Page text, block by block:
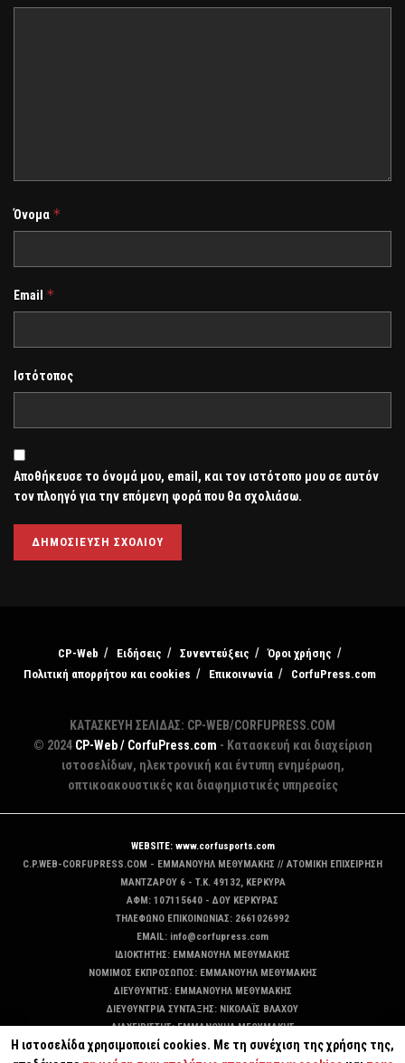
Όνομα *
Email *
Ιστότοπος
Αποθήκευσε το όνομά μου, email, και τον ιστότοπο μου σε αυτόν
τον πλοηγό για την επόμενη φορά που θα σχολιάσω.
CP-Web Ειδήσεις Συνεντεύξεις
Όροι χρήσης
Πολιτική απορρήτου και cookies
Επικοινωνία CorfuPress.com
ΚΑΤΑΣΚΕΥΗ ΣΕΛΙΔΑΣ: CP-WEB/CORFUPRESS.COM
© 2024 CP-Web / CorfuPress.com - Κατασκευή και διαχείριση
ιστοσελίδων, ηλεκτρονική και έντυπη ενημέρωση,
οπτικοακουστικές και διαφημιστικές υπηρεσίες
WEBSITE: www.corfusports.com
C.P.WEB-CORFUPRESS.COM - ΕΜΜΑΝΟΥΗΛ ΜΕΘΥΜΑΚΗΣ // ΑΤΟΜΙΚΗ ΕΠΙΧΕΙΡΗΣΗ
MANTZAΡΟΥ 6 - T.K. 49132, ΚΕΡΚΥΡΑ
ΑΦΜ: 107115640 - ΔΟΥ ΚΕΡΚΥΡΑΣ
ΤΗΛΕΦΩΝΟ ΕΠΙΚΟΙΝΩΝΙΑΣ: 2661026992
EMAIL: info@corfupress.com
ΙΔΙΟΚΤΗΤΗΣ: EMMANOYΗΛ ΜΕΘΥΜΑΚΗΣ
ΝΟΜΙΜΟΣ ΕΚΠΡΟΣΩΠΟΣ: EMMANOYΗΛ ΜΕΘΥΜΑΚΗΣ
ΔΙΕΥΘΥΝΤΗΣ: EMMANOYΗΛ ΜΕΘΥΜΑΚΗΣ
ΔΙΕΥΘΥΝΤΡΙΑ ΣΥΝΤΑΞΗΣ: ΝΙΚΟΛΑΪΣ ΒΛΑΧΟΥ
ΔΙΑΧΕΙΡΙΣΤΗΣ: EMMANOYΗΛ ΜΕΘΥΜΑΚΗΣ
ΔΙΚΑΙΟΥΧΟΣ DOMAIN: ΕΜΜΑΝΟΥΗΛ ΜΕΘΥΜΑΚΗΣ
Η ιστοσελίδα χρησιμοποιεί cookies. Με τη συνέχιση της χρήσης της,